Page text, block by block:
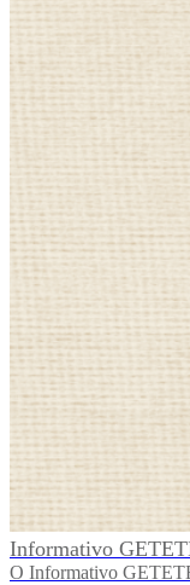
Informativo
O Informativo